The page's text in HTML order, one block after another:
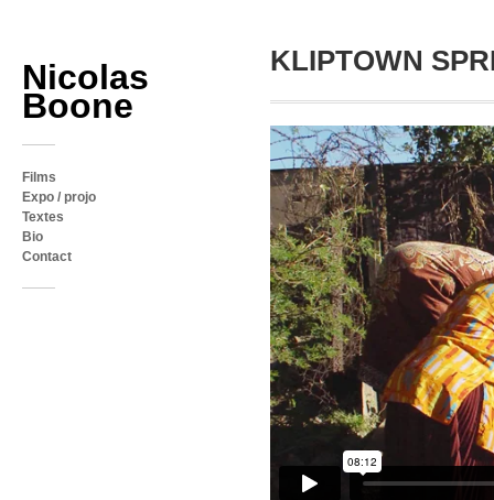
Nicolas
Boone
Films
Expo / projo
Textes
Bio
Contact
KLIPTOWN